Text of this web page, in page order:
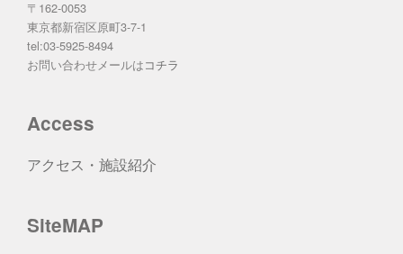
〒162-0053
東京都新宿区原町3-7-1
tel:03-5925-8494
お問い合わせメールはコチラ
Access
アクセス・施設紹介
SiteMAP